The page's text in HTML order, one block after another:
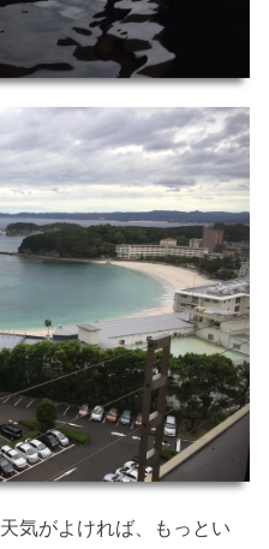
気がよければ、もっとい